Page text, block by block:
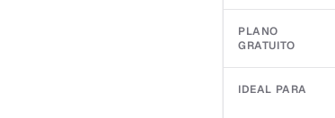
PLANO
GRATUITO
IDEAL PARA